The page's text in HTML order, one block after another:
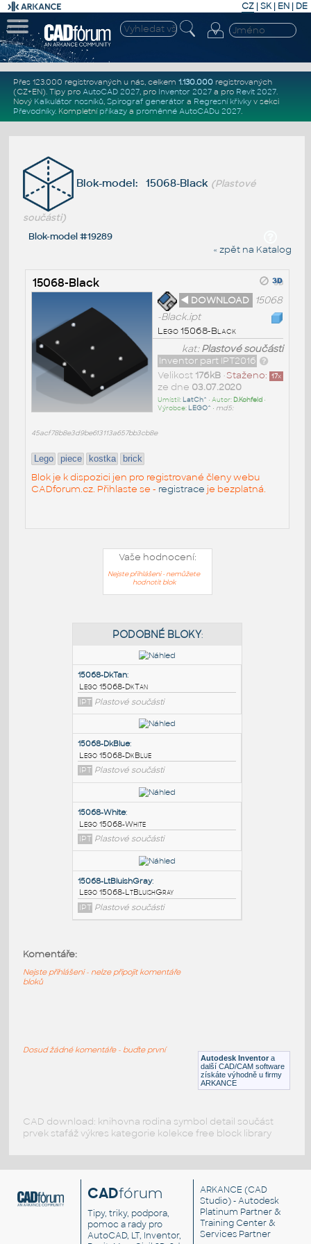
CZ | SK| EN | DE
Přes 123.000 registrovaných u nás, celkem 1.130.000registrovaných
(CZ+EN). Tipy pro AutoCAD 2027, pro Inventor 2027a pro Revit 2027.
Nový Kalkulátor nosníků, Spirograf generátor a Regresní křivkyv sekci
Převodníky. Kompletní příkazya proměnné AutoCADu 2027.
Blok-model: 15068-Black (Plastové
součásti)
Blok-model #19289
« zpět na Katalog
15068-Black
◄ DOWNLOAD
15068
-Black.ipt
Lego 15068-Black
kat:Plastové součásti
Inventor part IPT2016
Staženo: 17x
Velikost 176kB•
ze dne 03.07.2020
Umístil: LatCh^ • Autor: D.Kohfeld•
Výrobce: LEGO^ • md5:
45acf78b8e3d9be613113a657bb3cb8e
Lego piece kostka brick
Blok je k dispozici jen pro registrované členy webu
CADforum.cz. Přihlaste se - registrace je bezplatná.
Vaše hodnocení:
Nejste přihlášeni - nemůžete
hodnotit blok
15068-DkTan:
Lego 15068-DkTan
IPT Plastové součásti
15068-DkBlue:
Lego 15068-DkBlue
IPT Plastové součásti
Lego 15068-White
Lego 15068-LtBluishGray
Autodesk Inventor a
další CAD/CAM software
získáte výhodně u firmy
ARKANCE
Komentáře:
Nejste přihlášeni - nelze připojit komentáře
bloků
Dosud žádné komentáře - buďte první
CAD download: knihovna rodina symbol detail součást
prvek stafáž výkres kategorie kolekce free block library
CADfórum
Tipy, triky, podpora,
pomoc a rady pro
AutoCAD, LT, Inventor,
ARKANCE (CAD
Studio) - Autodesk
Platinum Partner &
Training Center &
Services Partner